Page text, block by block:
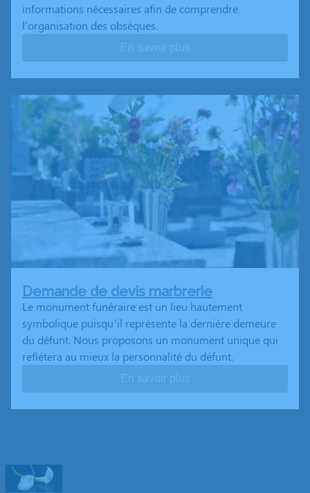
informations nécessaires afin de comprendre
l'organisation des obsèques.
Demande de devis marbrerie
Le monument funéraire est un lieu hautement
symbolique puisqu’il représente la dernière demeure
du défunt. Nous proposons un monument unique qui
reflétera au mieux la personnalité du défunt.